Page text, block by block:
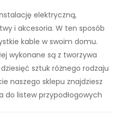
elektryczną,
i akcesoria. W ten sposób
kable w swoim domu.
wykonane są z tworzywa
sztuk różnego rodzaju
naszego sklepu znajdziesz
do listew przypodłogowych